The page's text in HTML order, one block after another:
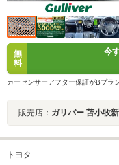
無
料
今
カーセンサーアフター保証がBプラ
販売店： ガリバー 苫小牧
トヨタ